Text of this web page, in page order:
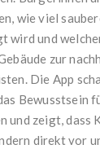
wie viel
wird und
zur
Die App
Bewusstsein
und zeigt, dass
direkt vor